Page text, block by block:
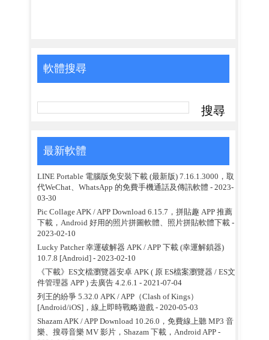
軟體搜尋
最新軟體
LINE Portable 電腦版免安裝下載 (最新版) 7.16.1.3000，取
代WeChat、WhatsApp 的免費手機通話及傳訊軟體 - 2023-
03-30
Pic Collage APK / APP Download 6.15.7，拼貼趣 APP 推薦
下載，Android 好用的照片拼圖軟體、照片拼貼軟體下載-
2023-02-10
Lucky Patcher 幸運破解器 APK / APP 下載 (幸運解鎖器)
10.7.8 [Android] - 2023-02-10
《下載》ES文檔瀏覽器安卓 APK ( 原 ES檔案瀏覽器 / ES文
件管理器 APP ) 去廣告 4.2.6.1 - 2021-07-04
列王的紛爭 5.32.0 APK / APP（Clash of Kings）
[Android/iOS]，線上即時戰略遊戲- 2020-05-03
Shazam APK / APP Download 10.26.0，免費線上聽 MP3 音
樂、搜尋音樂 MV 影片，Shazam 下載，Android APP-